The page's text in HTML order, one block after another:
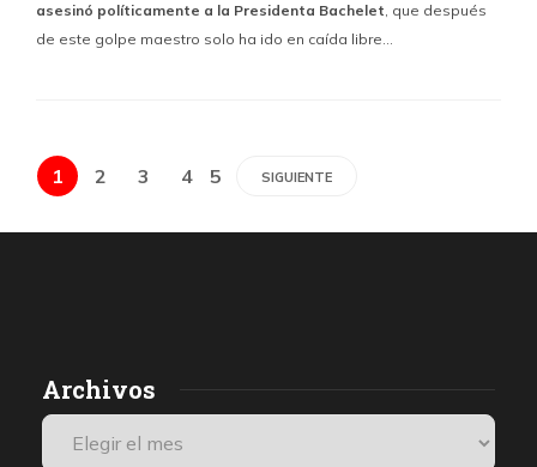
asesinó políticamente a la Presidenta Bachelet, que después
de este golpe maestro solo ha ido en caída libre…
1 2 3 4 5 SIGUIENTE
Archivos